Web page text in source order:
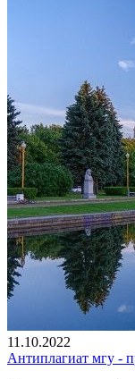
11.10.2022
Антиплагиат мгу -